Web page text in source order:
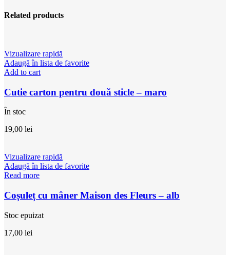
Related products
Vizualizare rapidă
Adaugă în lista de favorite
Add to cart
Cutie carton pentru două sticle – maro
În stoc
19,00 lei
Vizualizare rapidă
Adaugă în lista de favorite
Read more
Coșuleț cu mâner Maison des Fleurs – alb
Stoc epuizat
17,00 lei